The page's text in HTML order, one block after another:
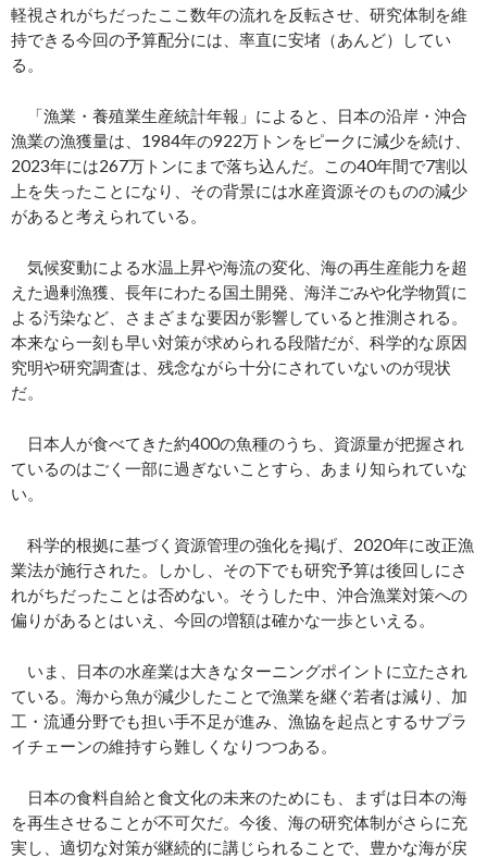
軽視されがちだったここ数年の流れを反転させ、研究体制を維
持できる今回の予算配分には、率直に安堵（あんど）してい
る。
「漁業・養殖業生産統計年報」によると、日本の沿岸・沖合
漁業の漁獲量は、1984年の922万トンをピークに減少を続け、
2023年には267万トンにまで落ち込んだ。この40年間で7割以
上を失ったことになり、その背景には水産資源そのものの減少
があると考えられている。
気候変動による水温上昇や海流の変化、海の再生産能力を超
えた過剰漁獲、長年にわたる国土開発、海洋ごみや化学物質に
よる汚染など、さまざまな要因が影響していると推測される。
本来なら一刻も早い対策が求められる段階だが、科学的な原因
究明や研究調査は、残念ながら十分にされていないのが現状
だ。
日本人が食べてきた約400の魚種のうち、資源量が把握され
ているのはごく一部に過ぎないことすら、あまり知られていな
い。
科学的根拠に基づく資源管理の強化を掲げ、2020年に改正漁
業法が施行された。しかし、その下でも研究予算は後回しにさ
れがちだったことは否めない。そうした中、沖合漁業対策への
偏りがあるとはいえ、今回の増額は確かな一歩といえる。
いま、日本の水産業は大きなターニングポイントに立たされ
ている。海から魚が減少したことで漁業を継ぐ若者は減り、加
工・流通分野でも担い手不足が進み、漁協を起点とするサプラ
イチェーンの維持すら難しくなりつつある。
日本の食料自給と食文化の未来のためにも、まずは日本の海
を再生させることが不可欠だ。今後、海の研究体制がさらに充
実し、適切な対策が継続的に講じられることで、豊かな海が戻